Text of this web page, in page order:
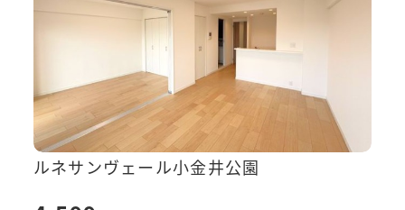
ルネサンヴェール小金井公園